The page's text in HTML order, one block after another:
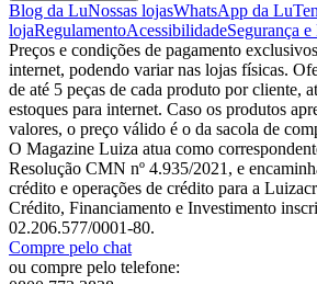
Blog da LuNossas lojasWhatsApp da Lu
lojaRegulamentoAcessibilidadeSegurança
Preços e condições de pagamento
internet, podendo variar nas lojas físicas.
de até 5 peças de cada produto por cliente,
estoques para internet. Caso os produtos
valores, o preço válido é o da sacola de
O Magazine Luiza atua como
Resolução CMN nº 4.935/2021, e
crédito e operações de crédito para a
Crédito, Financiamento e Investimento
02.206.577/0001-80.
Compre pelo chat
ou compre pelo telefone: